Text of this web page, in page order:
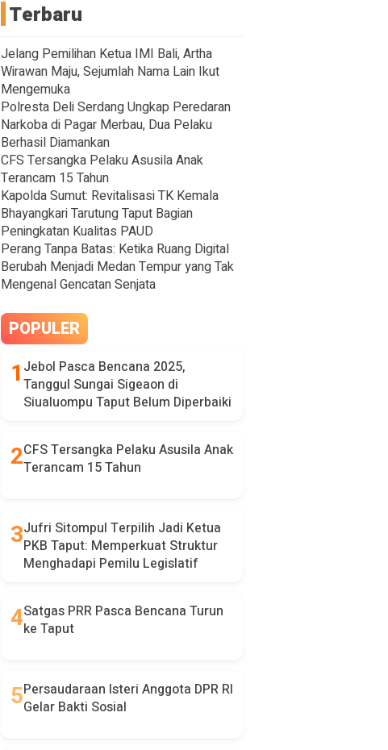
Terbaru
Jelang Pemilihan Ketua IMI Bali, Artha
Wirawan Maju, Sejumlah Nama Lain Ikut
Mengemuka
Polresta Deli Serdang Ungkap Peredaran
Narkoba di Pagar Merbau, Dua Pelaku
Berhasil Diamankan
CFS Tersangka Pelaku Asusila Anak
Terancam 15 Tahun
Kapolda Sumut: Revitalisasi TK Kemala
Bhayangkari Tarutung Taput Bagian
Peningkatan Kualitas PAUD
Perang Tanpa Batas: Ketika Ruang Digital
Berubah Menjadi Medan Tempur yang Tak
Mengenal Gencatan Senjata
POPULER
Jebol Pasca Bencana 2025,
Tanggul Sungai Sigeaon di
Siualuompu Taput Belum Diperbaiki
CFS Tersangka Pelaku Asusila Anak
Terancam 15 Tahun
Jufri Sitompul Terpilih Jadi Ketua
PKB Taput: Memperkuat Struktur
Menghadapi Pemilu Legislatif
Satgas PRR Pasca Bencana Turun
ke Taput
Persaudaraan Isteri Anggota DPR RI
Gelar Bakti Sosial